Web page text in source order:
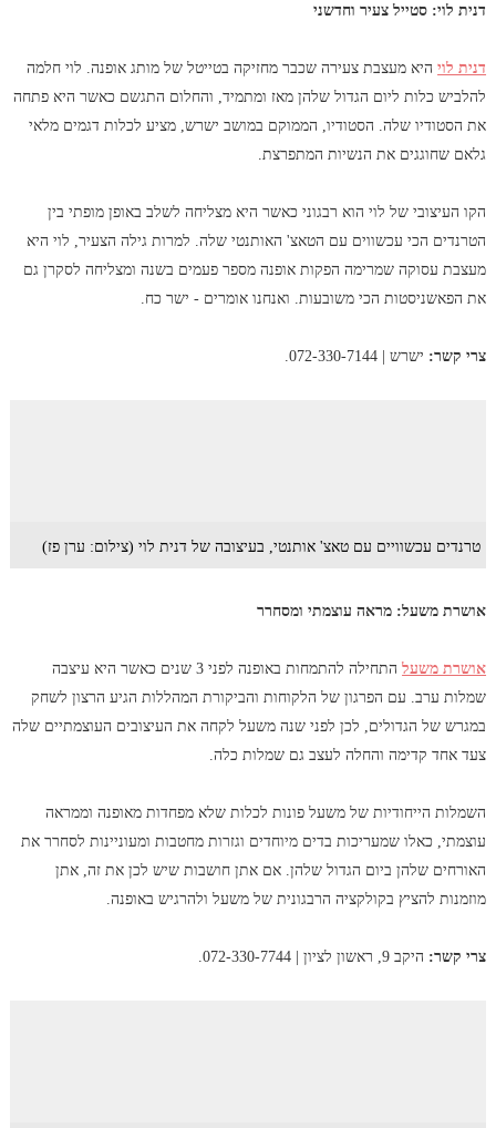
דנית לוי: סטייל צעיר וחדשני
דנית לויהיא מעצבת צעירה שכבר מחזיקה בטייטל של מותג אופנה. לוי חלמה
להלביש כלות ליום הגדול שלהן מאז ומתמיד, והחלום התגשם כאשר היא פתחה
את הסטודיו שלה. הסטודיו, הממוקם במושב ישרש, מציע לכלות דגמים מלאי
גלאם שחוגגים את הנשיות המתפרצת.
הקו העיצובי של לוי הוא רבגוני כאשר היא מצליחה לשלב באופן מופתי בין
הטרנדים הכי עכשווים עם הטאצ' האותנטי שלה. למרות גילה הצעיר, לוי היא
מעצבת עסוקה שמרימה הפקות אופנה מספר פעמים בשנה ומצליחה לסקרן גם
את הפאשניסטות הכי משובעות. ואנחנו אומרים - ישר כח.
צרי קשר: ישרש | 072-330-7144.
טרנדים עכשוויים עם טאצ' אותנטי, בעיצובה של דנית לוי (צילום: ערן פז)
אושרת משעל: מראה עוצמתי ומסחרר
אושרת משעל
התחילה להתמחות באופנה לפני 3 שנים כאשר היא עיצבה
שמלות ערב. עם הפרגון של הלקוחות והביקורת המהללות הגיע הרצון לשחק
במגרש של הגדולים, לכן לפני שנה משעל לקחה את העיצובים העוצמתיים שלה
צעד אחד קדימה והחלה לעצב גם שמלות כלה.
השמלות הייחודיות של משעל פונות לכלות שלא מפחדות מאופנה וממראה
עוצמתי, כאלו שמעריכות בדים מיוחדים וגזרות מחטבות ומעוניינות לסחרר את
האורחים שלהן ביום הגדול שלהן. אם אתן חושבות שיש לכן את זה, אתן
מוזמנות להציץ בקולקציה הרבגונית של משעל ולהרגיש באופנה.
צרי קשר: היקב 9, ראשון לציון | 072-330-7744.